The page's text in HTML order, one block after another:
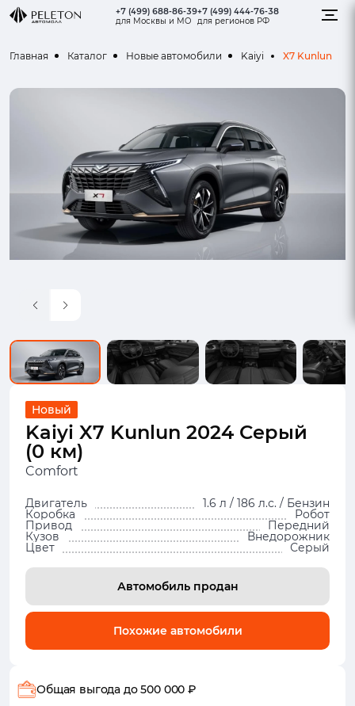
+7 (499) 688-86-39
для Москвы и МО
+7 (499) 444-76-38
для регионов РФ
Главная Каталог Новые автомобили Kaiyi X7 Kunlun
Новый
Kaiyi X7 Kunlun 2024 Серый
(0 км)
Comfort
Двигатель 1.6 л / 186 л.с. / Бензин
Коробка Робот
Привод Передний
Кузов Внедорожник
Цвет Серый
Автомобиль продан
Похожие автомобили
Общая выгода до 500 000 ₽